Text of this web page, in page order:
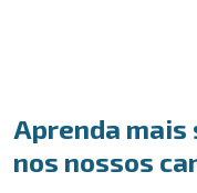
Aprenda
nos nossos